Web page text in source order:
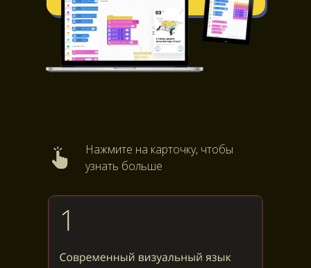
Нажмите на карточку, чтобы
узнать больше